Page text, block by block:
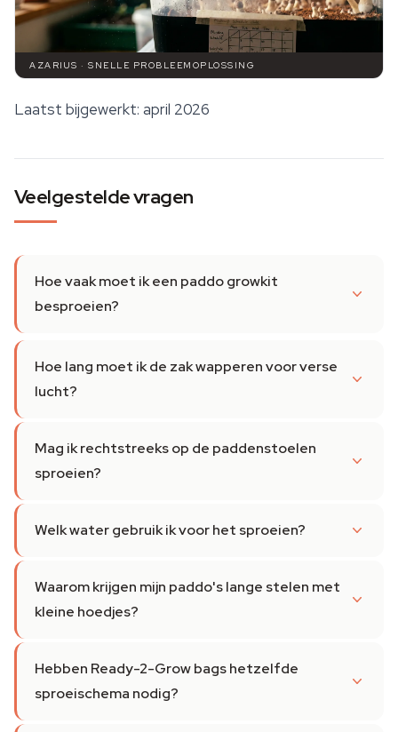
AZARIUS · SNELLE PROBLEEMOPLOSSING
Laatst bijgewerkt: april 2026
Veelgestelde vragen
Hoe vaak moet ik een paddo growkit
besproeien?
Hoe lang moet ik de zak wapperen voor verse
lucht?
Mag ik rechtstreeks op de paddenstoelen
sproeien?
Welk water gebruik ik voor het sproeien?
Waarom krijgen mijn paddo's lange stelen met
kleine hoedjes?
Hebben Ready-2-Grow bags hetzelfde
sproeischema nodig?